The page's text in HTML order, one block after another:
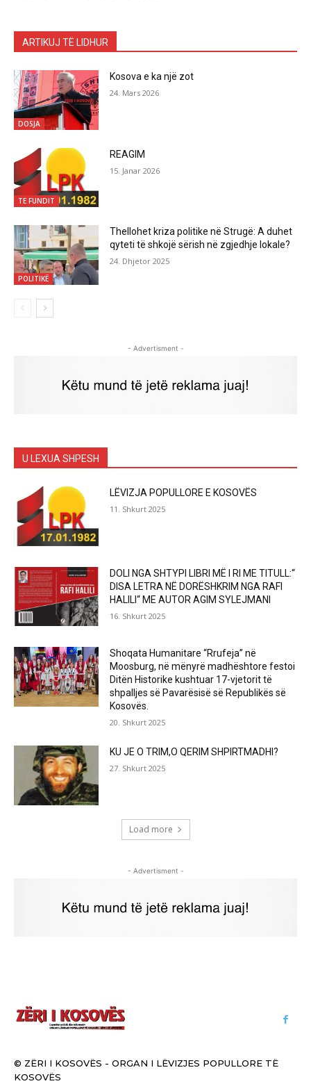
ARTIKUJ TË LIDHUR
DOSJA
Kosova e ka një zot
24. Mars 2026
TE FUNDIT
REAGIM
15. Janar 2026
POLITIKË
Thellohet kriza politike në Strugë: A duhet
qyteti të shkojë sërish në zgjedhje lokale?
24. Dhjetor 2025
- Advertisment -
U LEXUA SHPESH
LËVIZJA POPULLORE E KOSOVËS
11. Shkurt 2025
DOLI NGA SHTYPI LIBRI MË I RI ME TITULL:“
DISA LETRA NË DORËSHKRIM NGA RAFI
HALILI“ ME AUTOR AGIM SYLEJMANI
16. Shkurt 2025
Shoqata Humanitare “Rrufeja” në
Moosburg, në mënyrë madhështore festoi
Ditën Historike kushtuar 17-vjetorit të
shpalljes së Pavarësisë së Republikës së
Kosovës.
20. Shkurt 2025
KU JE O TRIM,O QERIM SHPIRTMADHI?
27. Shkurt 2025
Load more
- Advertisment -
© ZËRI I KOSOVËS - ORGAN I LËVIZJES POPULLORE TË
KOSOVËS